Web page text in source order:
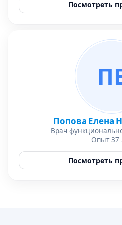
Посмотреть
Попова Елена
Врач
Опыт 37
Посмотреть